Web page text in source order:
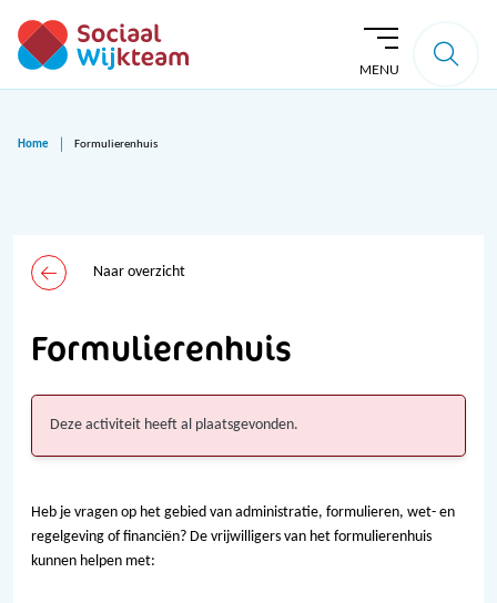
MENU
Home Formulierenhuis
Naar overzicht
Formulierenhuis
Deze activiteit heeft al plaatsgevonden.
Heb je vragen op het gebied van administratie, formulieren, wet- en
regelgeving of financiën? De vrijwilligers van het formulierenhuis
kunnen helpen met: